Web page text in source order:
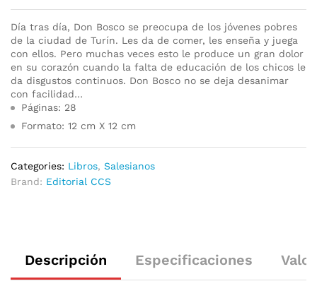
Día tras día, Don Bosco se preocupa de los jóvenes pobres
de la ciudad de Turín. Les da de comer, les enseña y juega
con ellos. Pero muchas veces esto le produce un gran dolor
en su corazón cuando la falta de educación de los chicos le
da disgustos continuos. Don Bosco no se deja desanimar
con facilidad…
Páginas: 28
Formato: 12 cm X 12 cm
Categories: Libros, Salesianos
Brand: Editorial CCS
Descripción Especificaciones